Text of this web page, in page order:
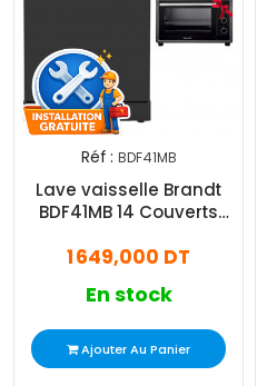
Réf : BDF41MB
Lave vaisselle Brandt
BDF41MB 14 Couverts
1 649,000 DT
En stock
Ajouter Au Panier